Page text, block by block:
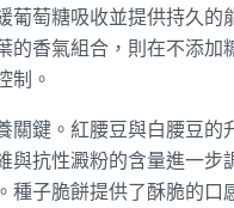
葡萄糖吸收並提供持久
的香氣組合，則在不添
制。
關鍵。紅腰豆與白腰豆
與抗性澱粉的含量進一
種子脆餅提供了酥脆的